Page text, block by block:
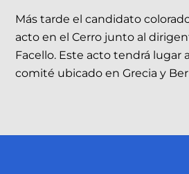
Más tarde el candidato
acto en el Cerro junto al
Facello. Este acto tendrá lugar
comité ubicado en Grecia y